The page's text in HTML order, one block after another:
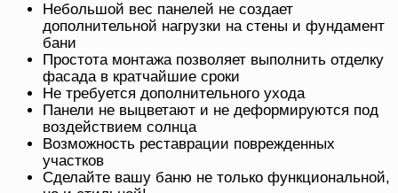
Небольшой вес панелей не создает
дополнительной нагрузки на стены и фундамент
бани
Простота монтажа позволяет выполнить отделку
фасада в кратчайшие сроки
Не требуется дополнительного ухода
Панели не выцветают и не деформируются под
воздействием солнца
Возможность реставрации поврежденных
участков
Сделайте вашу баню не только функциональной,